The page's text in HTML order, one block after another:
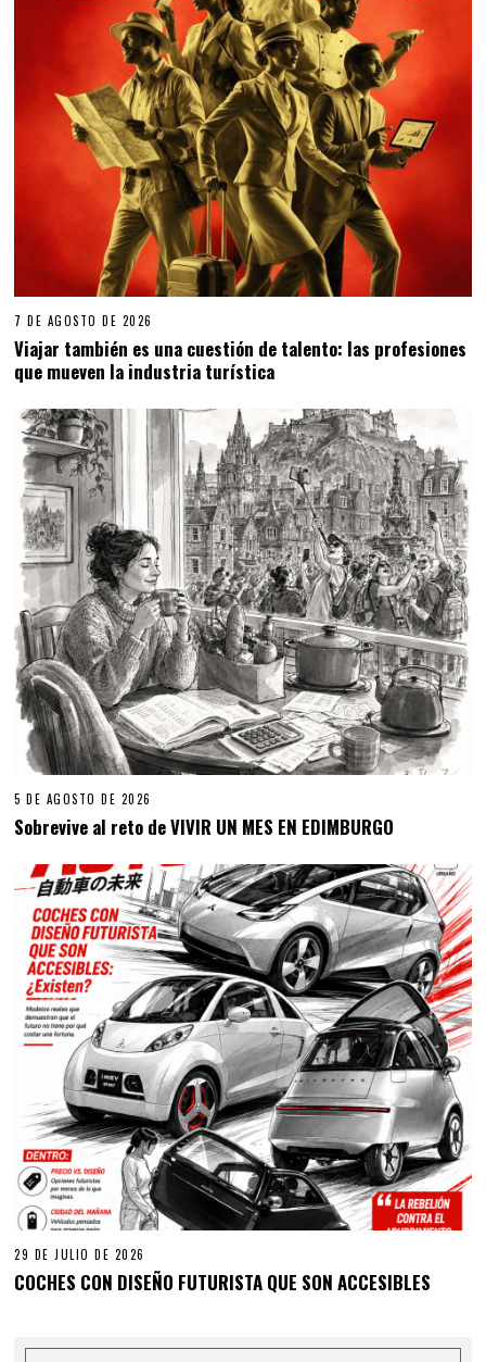
7 DE AGOSTO DE 2026
Viajar también es una cuestión de talento: las profesiones
que mueven la industria turística
5 DE AGOSTO DE 2026
Sobrevive al reto de VIVIR UN MES EN EDIMBURGO
29 DE JULIO DE 2026
COCHES CON DISEÑO FUTURISTA QUE SON ACCESIBLES